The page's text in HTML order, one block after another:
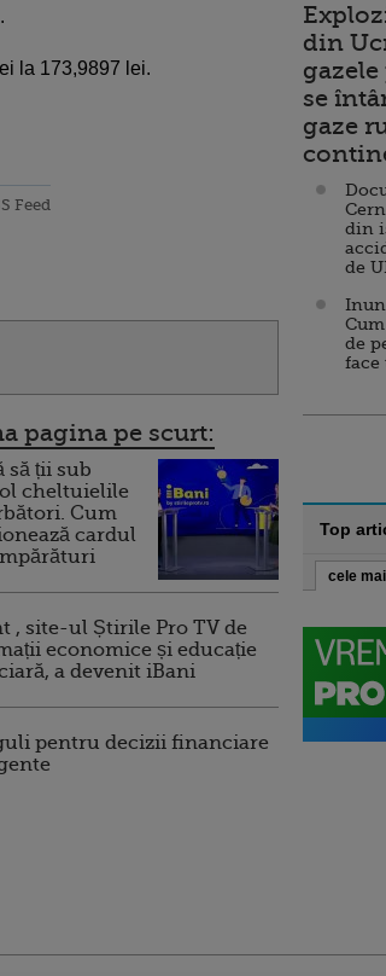
la 173,9897 lei.
Feed
pagina pe scurt:
să ții sub
cheltuielile
Cum
cardul
, site-ul Știrile Pro TV de
economice și educație
a devenit iBani
pentru decizii financiare
din
se
gaze
din
de
de
face
Top
cele